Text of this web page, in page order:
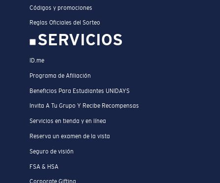
Códigos y promociones
Reglas Oficiales del Sorteo
SERVICIOS
ID.me
Programa de Afiliación
Beneficios Para Estudiantes UNIDAYS
Invita A Tu Grupo Y Recibe Recompensas
Servicios en tienda y en línea
Reserva un examen de la vista
Seguro de visión
FSA & HSA